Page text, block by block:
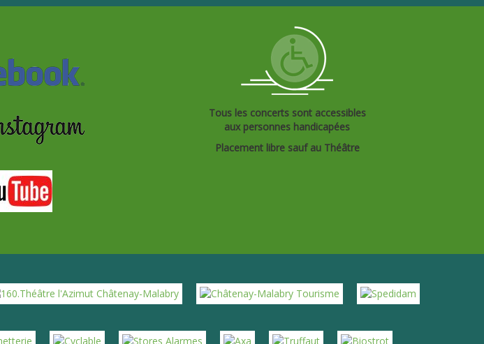
Tous les concerts sont accessibles
aux personnes handicapées
Placement libre sauf au Théâtre